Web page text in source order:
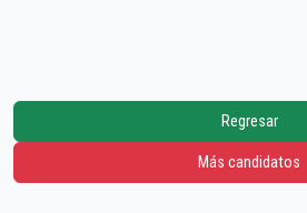
Regresar
Más candidatos